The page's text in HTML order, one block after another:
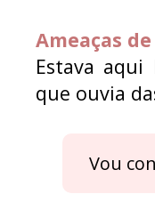
Ameaças
Estava
que ouvia
Vou